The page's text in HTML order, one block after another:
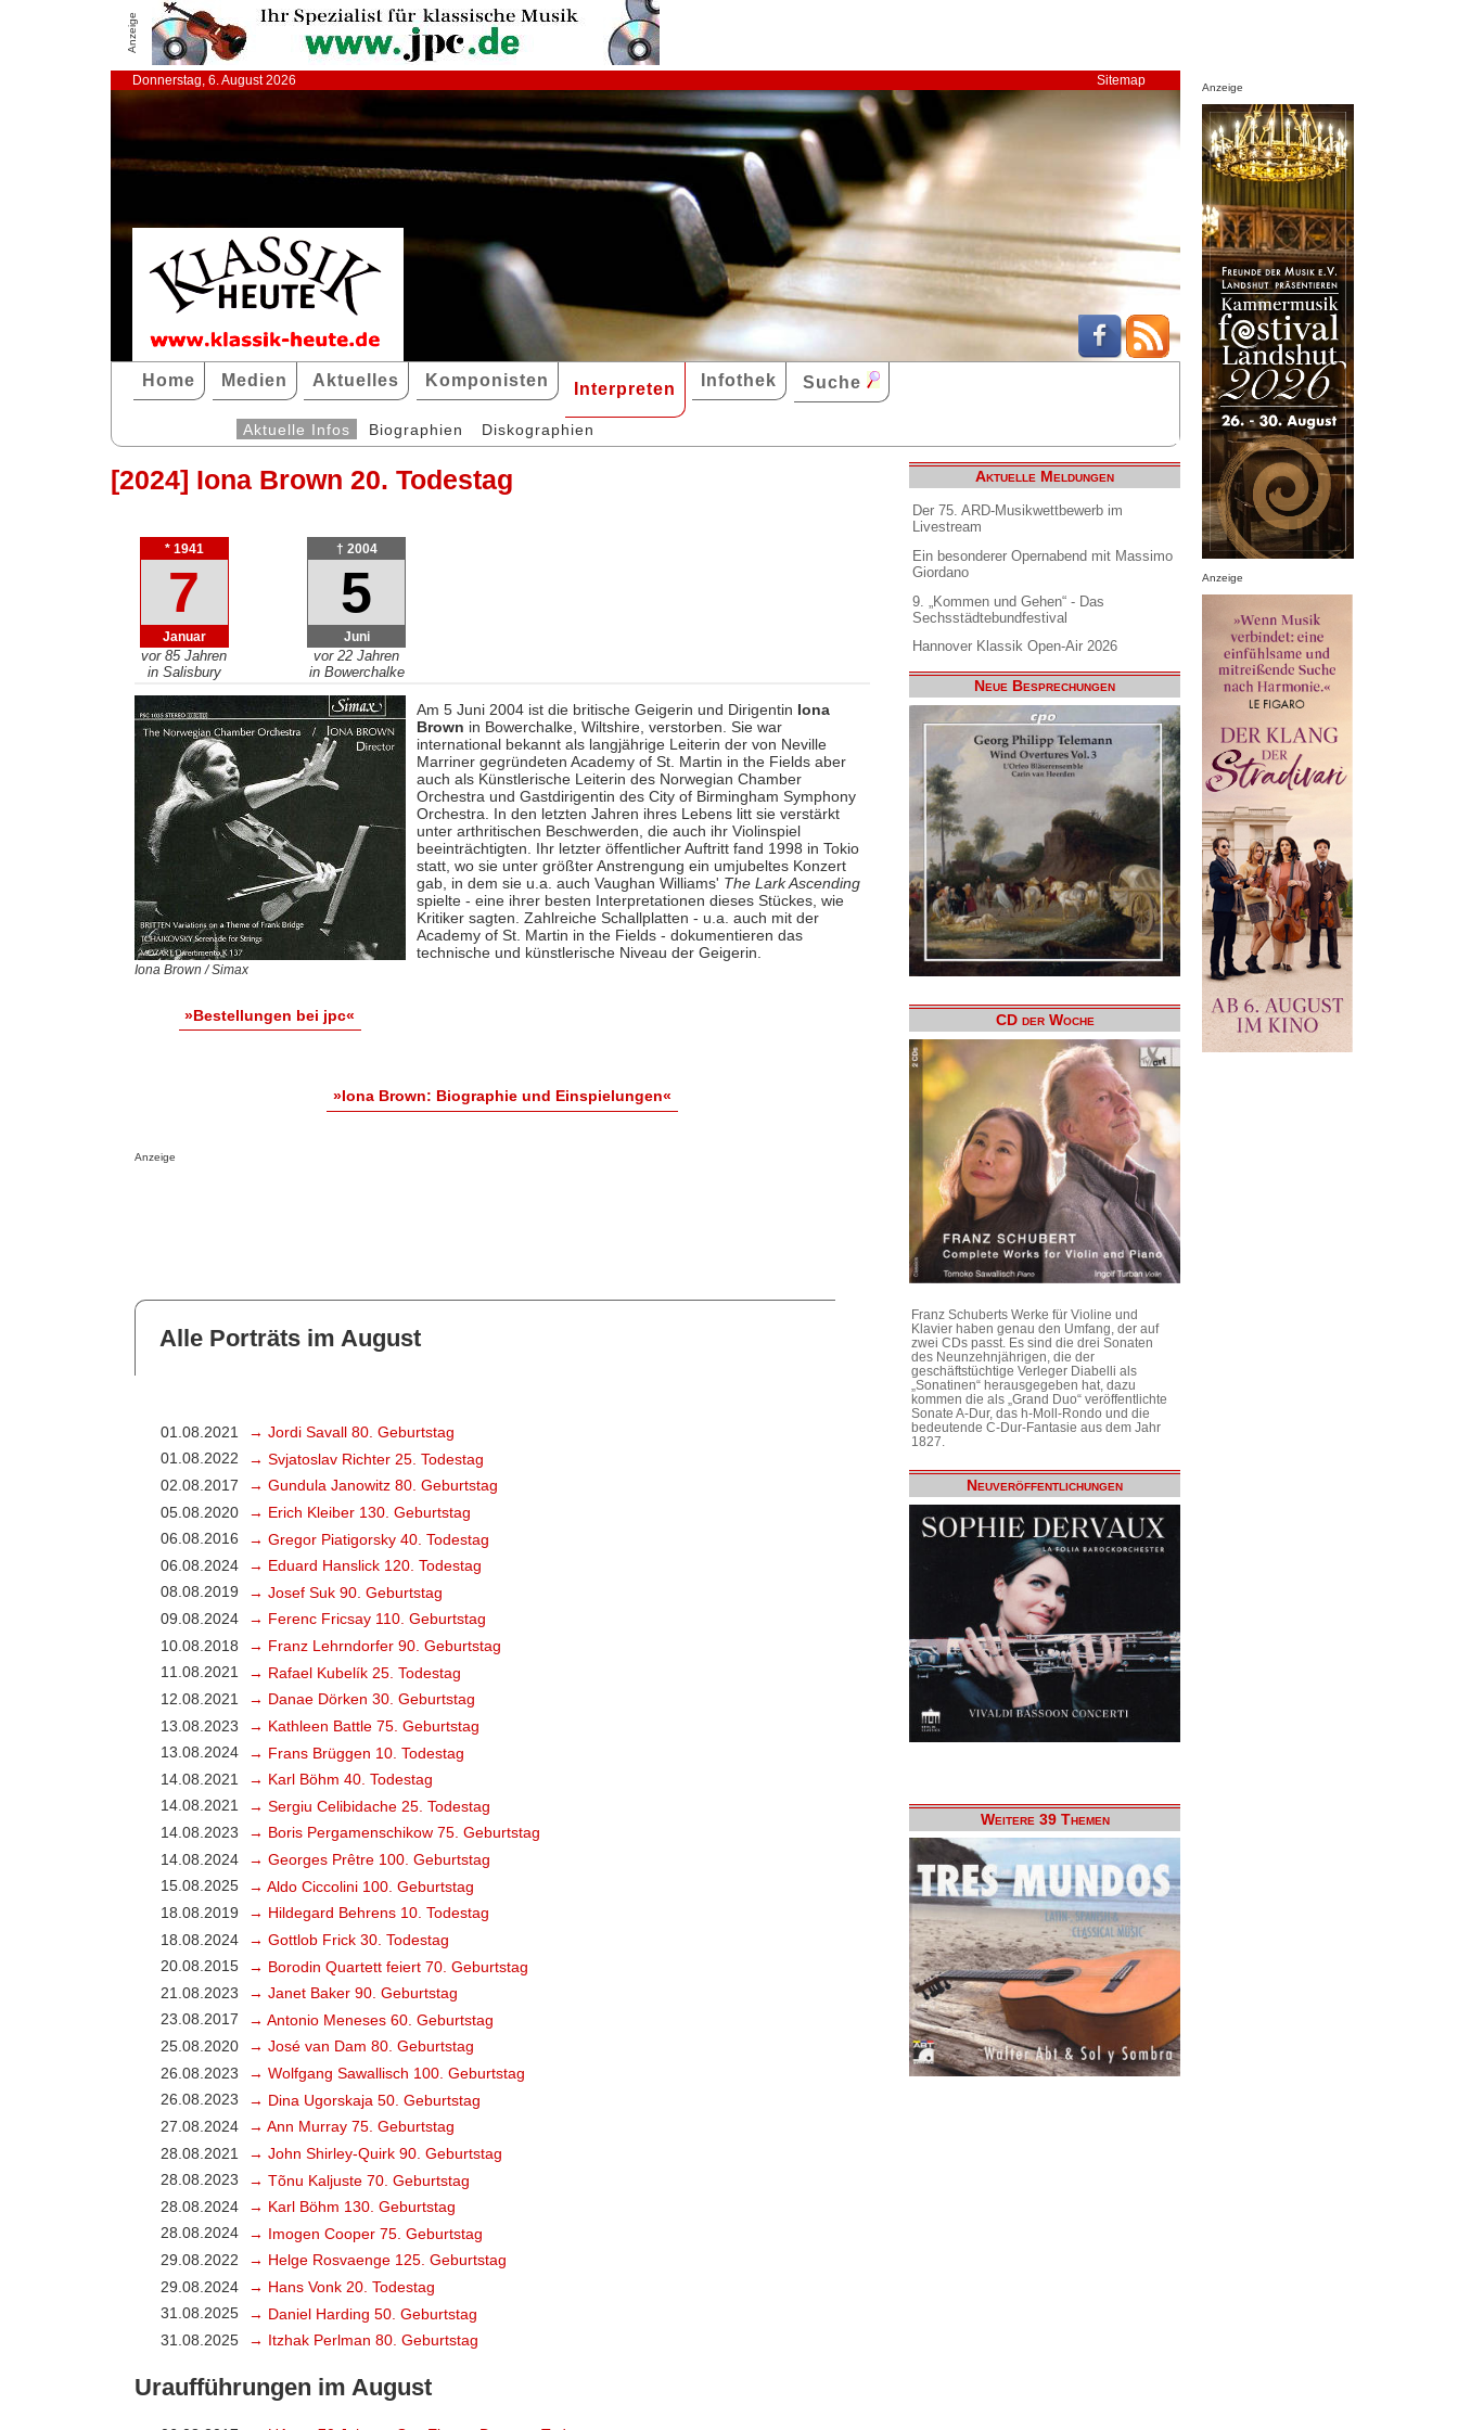
Anzeige
Donnerstag, 6. August 2026 Sitemap
Home Medien Aktuelles Komponisten Interpreten Infothek Suche
Aktuelle Infos Biographien Diskographien
[2024] Iona Brown 20. Todestag
* 1941
7
Januar
vor 85 Jahren
in Salisbury
† 2004
5
Juni
vor 22 Jahren
in Bowerchalke
Iona Brown / Simax
»Bestellungen bei jpc«
Am 5 Juni 2004 ist die britische Geigerin und Dirigentin Iona
Brown in Bowerchalke, Wiltshire, verstorben. Sie war
international bekannt als langjährige Leiterin der von Neville
Marriner gegründeten Academy of St. Martin in the Fields aber
auch als Künstlerische Leiterin des Norwegian Chamber
Orchestra und Gastdirigentin des City of Birmingham Symphony
Orchestra. In den letzten Jahren ihres Lebens litt sie verstärkt
unter arthritischen Beschwerden, die auch ihr Violinspiel
beeinträchtigten. Ihr letzter öffentlicher Auftritt fand 1998 in Tokio
statt, wo sie unter größter Anstrengung ein umjubeltes Konzert
gab, in dem sie u.a. auch Vaughan Williams' The Lark Ascending
spielte - eine ihrer besten Interpretationen dieses Stückes, wie
Kritiker sagten. Zahlreiche Schallplatten - u.a. auch mit der
Academy of St. Martin in the Fields - dokumentieren das
technische und künstlerische Niveau der Geigerin.
»Iona Brown: Biographie und Einspielungen«
Anzeige
Alle Porträts im August
01.08.2021
→ Jordi Savall 80. Geburtstag
01.08.2022
→ Svjatoslav Richter 25. Todestag
02.08.2017
→ Gundula Janowitz 80. Geburtstag
05.08.2020
→ Erich Kleiber 130. Geburtstag
06.08.2016
→ Gregor Piatigorsky 40. Todestag
06.08.2024
→ Eduard Hanslick 120. Todestag
08.08.2019
→ Josef Suk 90. Geburtstag
09.08.2024
→ Ferenc Fricsay 110. Geburtstag
10.08.2018
→ Franz Lehrndorfer 90. Geburtstag
11.08.2021
→ Rafael Kubelík 25. Todestag
12.08.2021
→ Danae Dörken 30. Geburtstag
13.08.2023
→ Kathleen Battle 75. Geburtstag
13.08.2024
→ Frans Brüggen 10. Todestag
14.08.2021
→ Karl Böhm 40. Todestag
14.08.2021
→ Sergiu Celibidache 25. Todestag
14.08.2023
→ Boris Pergamenschikow 75. Geburtstag
14.08.2024
→ Georges Prêtre 100. Geburtstag
15.08.2025
→ Aldo Ciccolini 100. Geburtstag
18.08.2019
→ Hildegard Behrens 10. Todestag
18.08.2024
→ Gottlob Frick 30. Todestag
20.08.2015
→ Borodin Quartett feiert 70. Geburtstag
21.08.2023
→ Janet Baker 90. Geburtstag
23.08.2017
→ Antonio Meneses 60. Geburtstag
25.08.2020
→ José van Dam 80. Geburtstag
26.08.2023
→ Wolfgang Sawallisch 100. Geburtstag
26.08.2023
→ Dina Ugorskaja 50. Geburtstag
27.08.2024
→ Ann Murray 75. Geburtstag
28.08.2021
→ John Shirley-Quirk 90. Geburtstag
28.08.2023
→ Tõnu Kaljuste 70. Geburtstag
28.08.2024
→ Karl Böhm 130. Geburtstag
28.08.2024
→ Imogen Cooper 75. Geburtstag
29.08.2022
→ Helge Rosvaenge 125. Geburtstag
29.08.2024
→ Hans Vonk 20. Todestag
31.08.2025
→ Daniel Harding 50. Geburtstag
31.08.2025
→ Itzhak Perlman 80. Geburtstag
Uraufführungen im August
Aktuelle Meldungen
Der 75. ARD-Musikwettbewerb im
Livestream
Ein besonderer Opernabend mit Massimo
Giordano
9. „Kommen und Gehen“ - Das
Sechsstädtebundfestival
Hannover Klassik Open-Air 2026
Neue Besprechungen
CD der Woche
Franz Schuberts Werke für Violine und
Klavier haben genau den Umfang, der auf
zwei CDs passt. Es sind die drei Sonaten
des Neunzehnjährigen, die der
geschäftstüchtige Verleger Diabelli als
„Sonatinen“ herausgegeben hat, dazu
kommen die als „Grand Duo“ veröffentlichte
Sonate A-Dur, das h-Moll-Rondo und die
bedeutende C-Dur-Fantasie aus dem Jahr
1827.
Neuveröffentlichungen
Weitere 39 Themen
Anzeige
Anzeige